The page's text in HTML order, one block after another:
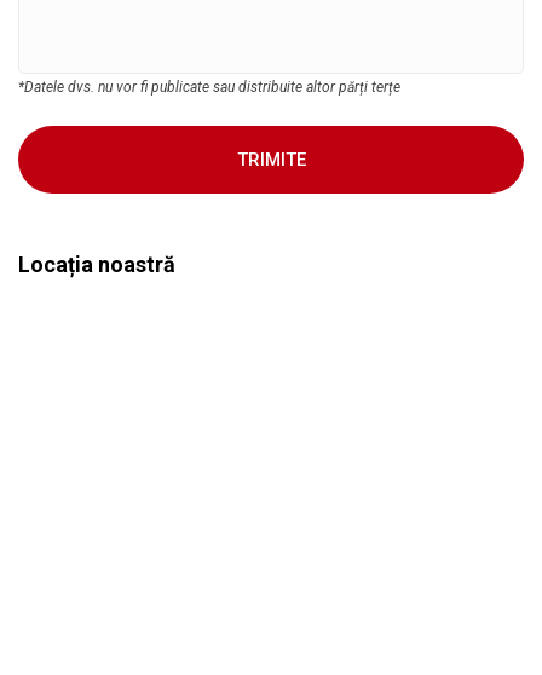
*Datele dvs. nu vor fi publicate sau distribuite altor părți terțe
TRIMITE
Locația noastră